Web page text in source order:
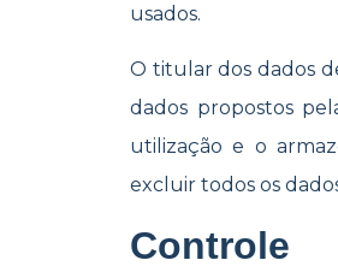
usados.
O titular dos dados
dados propostos
utilização e o
excluir todos os
Controle